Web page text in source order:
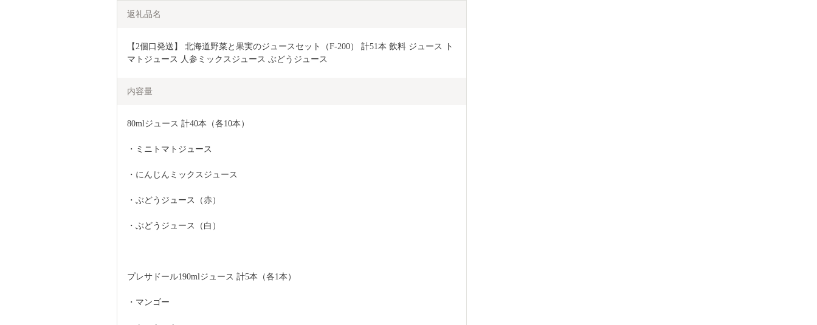
返礼品名
【2個口発送】 北海道野菜と果実のジュースセット（F-200） 計51本 飲料 ジュース ト
マトジュース 人参ミックスジュース ぶどうジュース
内容量
80mlジュース 計40本（各10本）
・ミニトマトジュース
・にんじんミックスジュース
・ぶどうジュース（赤）
・ぶどうジュース（白）
プレサドール190mlジュース 計5本（各1本）
・マンゴー